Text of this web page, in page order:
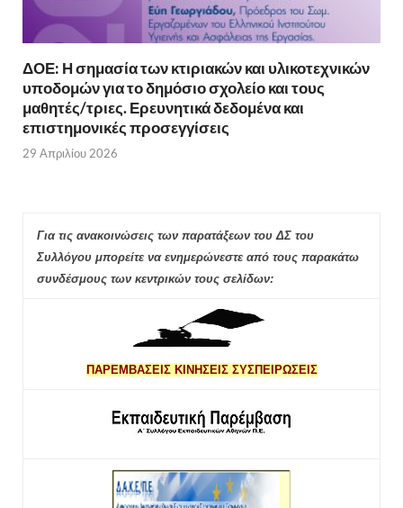
ΔΟΕ: Η σημασία των κτιριακών και υλικοτεχνικών
υποδομών για το δημόσιο σχολείο και τους
μαθητές/τριες. Ερευνητικά δεδομένα και
επιστημονικές προσεγγίσεις
29 Απριλίου 2026
Για τις ανακοινώσεις των παρατάξεων του ΔΣ του
Συλλόγου μπορείτε να ενημερώνεστε από τους παρακάτω
συνδέσμους των κεντρικών τους σελίδων:
ΠΑΡΕΜΒΑΣΕΙΣ ΚΙΝΗΣΕΙΣ ΣΥΣΠΕΙΡΩΣΕΙΣ